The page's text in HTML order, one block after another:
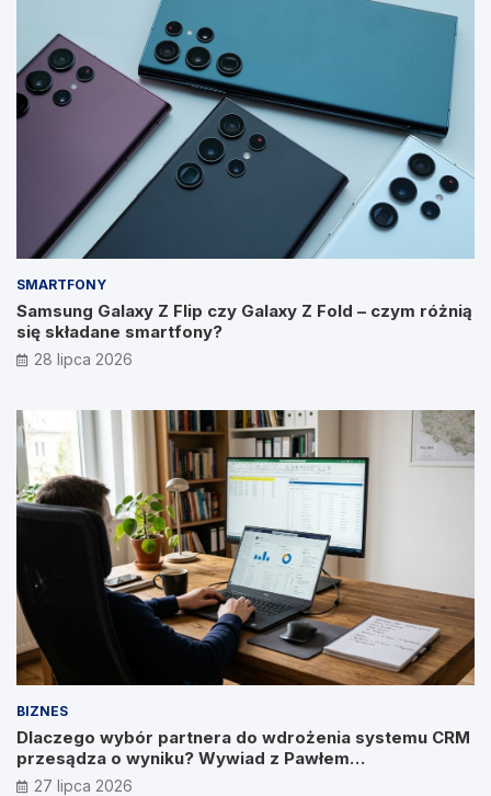
SMARTFONY
Samsung Galaxy Z Flip czy Galaxy Z Fold – czym różnią
się składane smartfony?
28 lipca 2026
BIZNES
Dlaczego wybór partnera do wdrożenia systemu CRM
przesądza o wyniku? Wywiad z Pawłem
Prymakowskim, CEO IT Vision
27 lipca 2026